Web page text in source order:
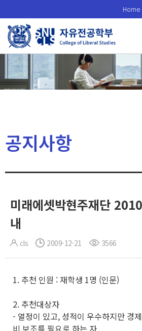
로
메
Home
공지사항
미래에셋박현주재단
내
cls 2009-12-21 3566
1. 추천 인원 : 재학생 1명 (인문)
2. 추천대상자
- 열정이 있고, 성적이 우수하지만 경
비 보조를 필요로 하는 자